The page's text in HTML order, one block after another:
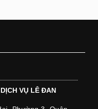
VỤ LÊ ĐAN